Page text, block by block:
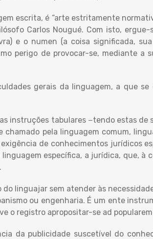
escrita, é “arte estritamente
Carlos Nougué. Com isto,
e o numen (a coisa significada,
perigo de provocar-se, mediante a
gerais da linguagem, a que
instruções tabulares −tendo estas de
pela linguagem comum,
de conhecimentos jurídicos
específica, a jurídica, que, à
linguajar sem atender às
ou engenharia. É um ente
o registro apropositar-se ad
da publicidade suscetível do